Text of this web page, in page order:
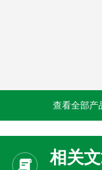
查看全部产
相关